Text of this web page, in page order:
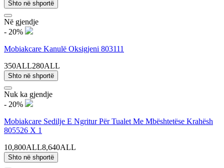
Shto në shportë
Në gjendje
- 20%
Mobiakcare Kanulë Oksigjeni 803111
350ALL280ALL
Shto në shportë
Nuk ka gjendje
- 20%
Mobiakcare Sedilje E Ngritur Për Tualet Me Mbështetëse Krahësh
805526 X 1
10,800ALL8,640ALL
Shto në shportë